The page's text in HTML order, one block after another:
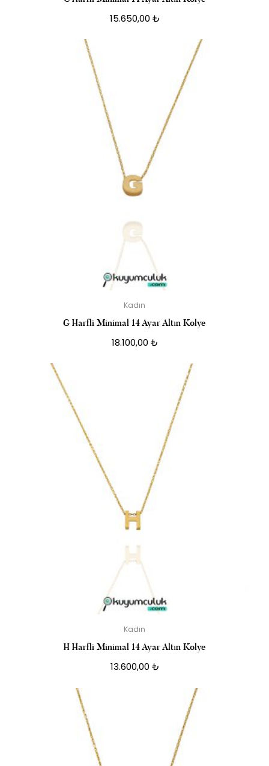
15.650,00 ₺
Kadın
G Harfli Minimal 14 Ayar Altın Kolye
18.100,00 ₺
Kadın
H Harfli Minimal 14 Ayar Altın Kolye
13.600,00 ₺